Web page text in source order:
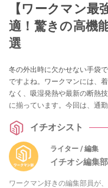
【ワークマン最
適！驚きの高機
選
冬の外出時に欠かせない手袋
ですよね。ワークマンには、
なく、吸湿発熱や最新の断熱
に揃っています。今回は、通
イチオシスト
ライター / 編集
イチオシ編集
ワークマン好きの編集部員が